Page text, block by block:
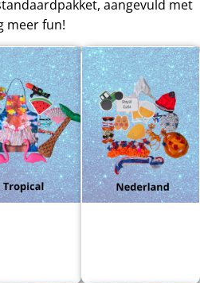
aangevuld met
meer fun!